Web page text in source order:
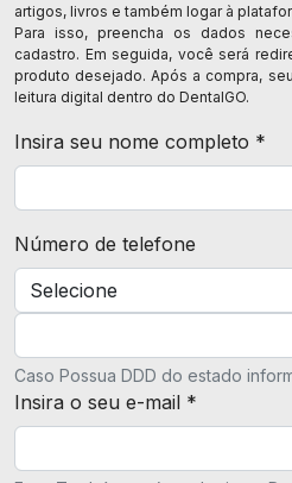
artigos, livros e também logar à
Para isso, preencha os dados
cadastro. Em seguida, você será
produto desejado. Após a compra,
leitura digital dentro do DentalGO.
Insira seu nome completo *
Número de telefone
Caso Possua DDD do estado
Insira o seu e-mail *